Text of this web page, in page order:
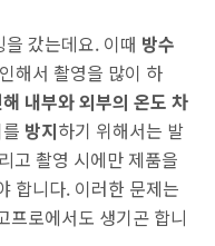
갔는데요. 이때 방수
해서 촬영을 많이 하
내부와 외부의 온도 차
방지하기 위해서는 발
고 촬영 시에만 제품을
합니다. 이러한 문제는
프로에서도 생기곤 합니